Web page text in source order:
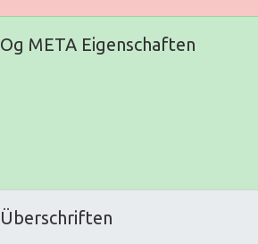
Og META Eigenschaften
Überschriften